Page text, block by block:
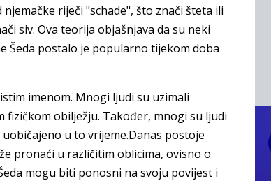
riječi "schade", što znači šteta ili
siv. Ova teorija objašnjava da su neki
Šeda postalo je popularno tijekom doba
imenom. Mnogi ljudi su uzimali
fizičkom obilježju. Također, mnogi su ljudi
u to vrijeme.Danas postoje
pronaći u različitim oblicima, ovisno o
mogu biti ponosni na svoju povijest i